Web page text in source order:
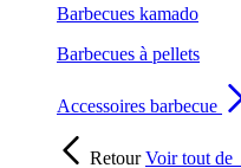
Barbecues kamado
Barbecues à pellets
Accessoires barbecue
RetourVoir tout de